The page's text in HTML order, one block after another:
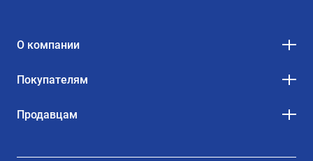
О компании
Покупателям
Продавцам